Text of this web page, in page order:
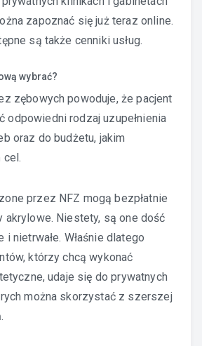
zapoznać się już teraz online.
są także cenniki usług.
wybrać?
zębowych powoduje, że pacjent
odpowiedni rodzaj uzupełnienia
oraz do budżetu, jakim
cel.
przez NFZ mogą bezpłatnie
akrylowe. Niestety, są one dość
i nietrwałe. Właśnie dlatego
którzy chcą wykonać
udaje się do prywatnych
można skorzystać z szerszej